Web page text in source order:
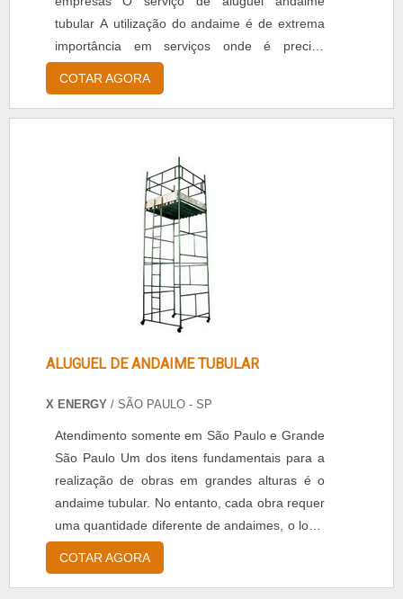
tubular A utilização do andaime é de extrema
importância em serviços onde é preciso
alcançar lugares altos, pois torna a tarefa mais
simples e segura. É muito importante contar
fato irão garantir segurança. A empresa
Diademáquinas realiza ...
COTAR AGORA
ALUGUEL DE ANDAIME TUBULAR
X ENERGY / SÃO PAULO - SP
Atendimento somente em São Paulo e Grande
São Paulo Um dos itens fundamentais para a
realização de obras em grandes alturas é o
andaime tubular. No entanto, cada obra requer
uma quantidade diferente de andaimes, o local
para armazenamento e o transporte são
fatores que tornam o Aluguel de andaime
COTAR AGORA